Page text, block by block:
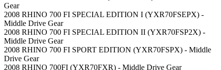
Gear
2008 RHINO 700 FI SPECIAL EDITION I (YXR70FSEPX) -
Middle Drive Gear
2008 RHINO 700 FI SPECIAL EDITION II (YXR70FSP2X) -
Middle Drive Gear
2008 RHINO 700 FI SPORT EDITION (YXR70FSPX) - Middle
Drive Gear
2008 RHINO 700FI (YXR70FXR) - Middle Drive Gear